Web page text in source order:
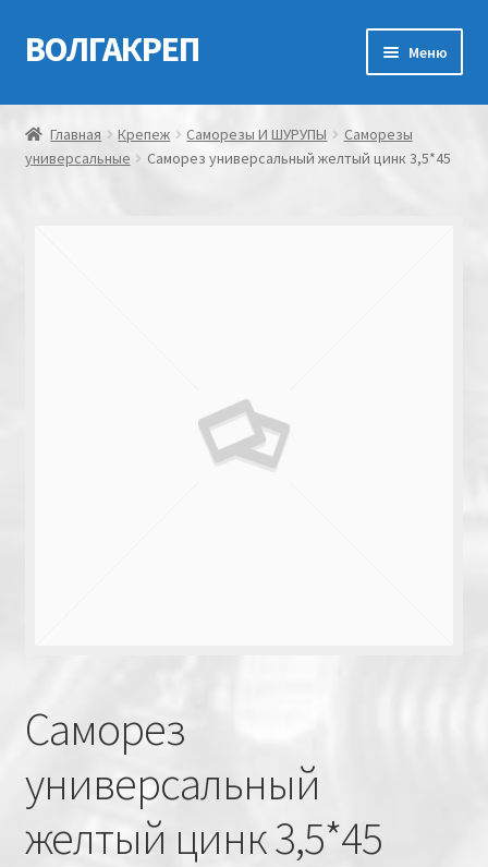
Перейти
к
Перейти
к
ВОЛГАКРЕП Меню
Главная
Контакты
Главная Крепеж Саморезы И ШУРУПЫ
Саморезы
универсальные
Саморез универсальный желтый цинк 3,5*45
Саморез
универсальный
желтый цинк 3,5*45